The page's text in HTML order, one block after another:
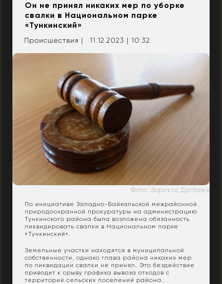
Он не принял никаких мер по уборке
свалки в Национальном парке
«Тункинский»
Происшествия | 11.12.2023 | 10:32
Фото: Зорикто Дагбаев
По инициативе Западно-Байкальской межрайонной
природоохранной прокуратуры на администрацию
Тункинского района была возложена обязанность
ликвидировать свалки в Национальном парке
«Тункинский».
Земельные участки находятся в муниципальной
собственности, однако глава района никаких мер
по ликвидации свалки не принял. Это бездействие
приводит к срыву графика вывоза отходов с
территорий сельских поселений района.